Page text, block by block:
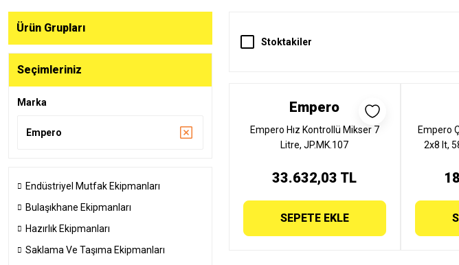
Ürün Grupları
Seçimleriniz
Marka
Empero
Endüstriyel Mutfak Ekipmanları
Bulaşıkhane Ekipmanları
Hazırlık Ekipmanları
Saklama Ve Taşıma Ekipmanları
Stoktakiler
Empero
Empero Hız Kontrollü Mikser 7
Litre, JP.MK.107
33.632,03 TL
SEPETE EKLE
Empero
2x8 lt,